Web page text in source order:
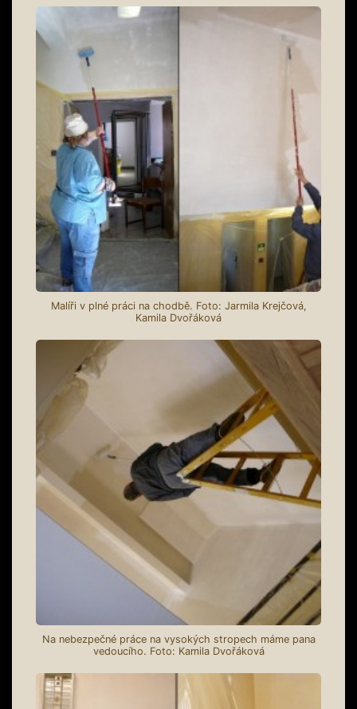
Malíři v plné práci na chodbě. Foto: Jarmila Krejčová,
Kamila Dvořáková
Na nebezpečné práce na vysokých stropech máme pana
vedoucího. Foto: Kamila Dvořáková